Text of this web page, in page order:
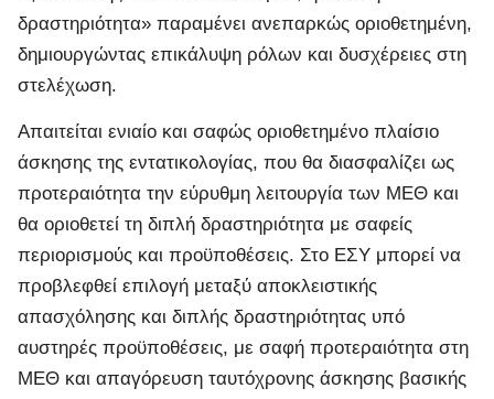
δραστηριότητα» παραμένει ανεπαρκώς οριοθετημένη,
δημιουργώντας επικάλυψη ρόλων και δυσχέρειες στη
στελέχωση.
Απαιτείται ενιαίο και σαφώς οριοθετημένο πλαίσιο
άσκησης της εντατικολογίας, που θα διασφαλίζει ως
προτεραιότητα την εύρυθμη λειτουργία των ΜΕΘ και
θα οριοθετεί τη διπλή δραστηριότητα με σαφείς
περιορισμούς και προϋποθέσεις. Στο ΕΣΥ μπορεί να
προβλεφθεί επιλογή μεταξύ αποκλειστικής
απασχόλησης και διπλής δραστηριότητας υπό
αυστηρές προϋποθέσεις, με σαφή προτεραιότητα στη
ΜΕΘ και απαγόρευση ταυτόχρονης άσκησης βασικής